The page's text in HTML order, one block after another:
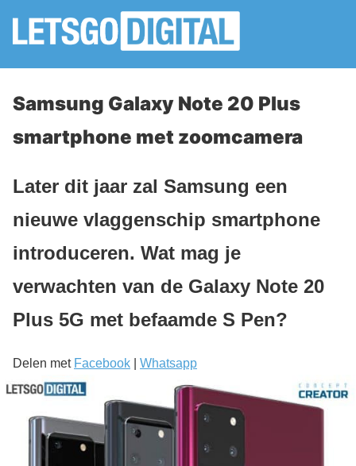
Samsung Galaxy Note 20 Plus
smartphone met zoomcamera
Later dit jaar zal Samsung een
nieuwe vlaggenschip smartphone
introduceren. Wat mag je
verwachten van de Galaxy Note 20
Plus 5G met befaamde S Pen?
Delen met Facebook Whatsapp